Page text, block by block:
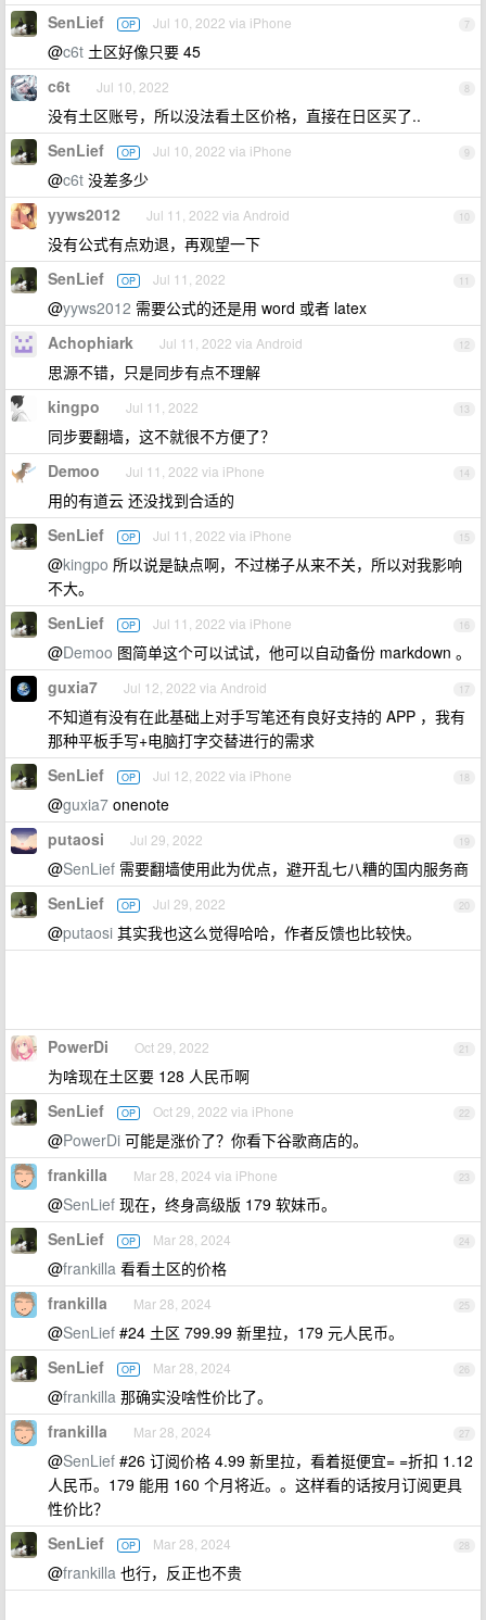
7
SenLief OP Jul 10, 2022 via iPhone
@c6t 土区好像只要 45
8
c6t Jul 10, 2022
没有土区账号，所以没法看土区价格，直接在日区买了..
9
SenLief OP Jul 10, 2022 via iPhone
@c6t 没差多少
10
yyws2012 Jul 11, 2022 via Android
没有公式有点劝退，再观望一下
11
SenLief OP Jul 11, 2022
@yyws2012 需要公式的还是用 word 或者 latex
12
Achophiark Jul 11, 2022 via Android
思源不错，只是同步有点不理解
13
kingpo Jul 11, 2022
同步要翻墙，这不就很不方便了？
14
Demoo Jul 11, 2022 via iPhone
用的有道云 还没找到合适的
15
SenLief OP Jul 11, 2022 via iPhone
@kingpo 所以说是缺点啊，不过梯子从来不关，所以对我影响
不大。
16
SenLief OP Jul 11, 2022 via iPhone
@Demoo 图简单这个可以试试，他可以自动备份 markdown 。
17
guxia7 Jul 12, 2022 via Android
不知道有没有在此基础上对手写笔还有良好支持的 APP ，我有
那种平板手写+电脑打字交替进行的需求
18
SenLief OP Jul 12, 2022 via iPhone
@guxia7 onenote
19
putaosi Jul 29, 2022
@SenLief 需要翻墙使用此为优点，避开乱七八糟的国内服务商
20
SenLief OP Jul 29, 2022
@putaosi 其实我也这么觉得哈哈，作者反馈也比较快。
21
PowerDi Oct 29, 2022
为啥现在土区要 128 人民币啊
22
SenLief OP Oct 29, 2022 via iPhone
@PowerDi 可能是涨价了？你看下谷歌商店的。
23
frankilla Mar 28, 2024 via iPhone
@SenLief 现在，终身高级版 179 软妹币。
24
SenLief OP Mar 28, 2024
@frankilla 看看土区的价格
25
frankilla Mar 28, 2024
@SenLief #24 土区 799.99 新里拉，179 元人民币。
26
SenLief OP Mar 28, 2024
@frankilla 那确实没啥性价比了。
27
frankilla Mar 28, 2024
@SenLief #26 订阅价格 4.99 新里拉，看着挺便宜= =折扣 1.12
人民币。179 能用 160 个月将近。。这样看的话按月订阅更具
性价比？
28
SenLief OP Mar 28, 2024
@frankilla 也行，反正也不贵